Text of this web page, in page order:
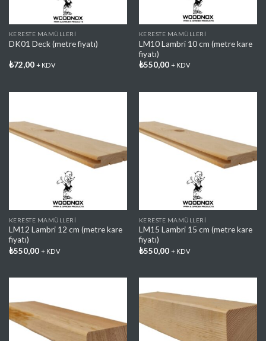
KERESTE MAMÜLLERI
DK01 Deck (metre fiyatı)
₺72,00 + KDV
KERESTE MAMÜLLERI
LM10 Lambri 10 cm (metre kare
fiyatı)
₺550,00 + KDV
Favorilere
KERESTE MAMÜLLERI
LM12 Lambri 12 cm (metre kare
fiyatı)
₺550,00 + KDV
Favorilere
KERESTE MAMÜLLERI
LM15 Lambri 15 cm (metre kare
fiyatı)
₺550,00 + KDV
Favorilere
Ekle
Favorilere
Ekle